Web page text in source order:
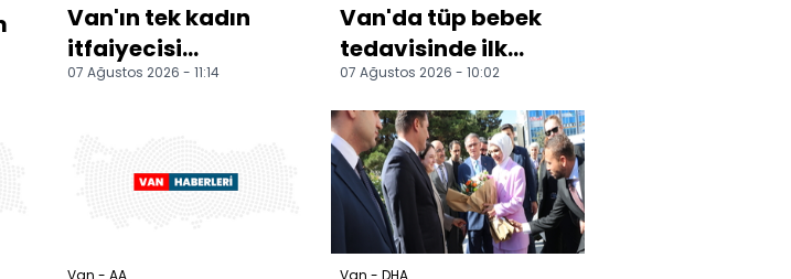
Van'ın tek kadın
itfaiyecisi
meslektaşlarıyla
07 Ağustos 2026 - 11:14
Van'da tüp bebek
tedavisinde ilk
gebelikler başladı
Van'da tüp bebek
tedavi...
07 Ağustos 2026 - 10:02
Van - AA Van - DHA